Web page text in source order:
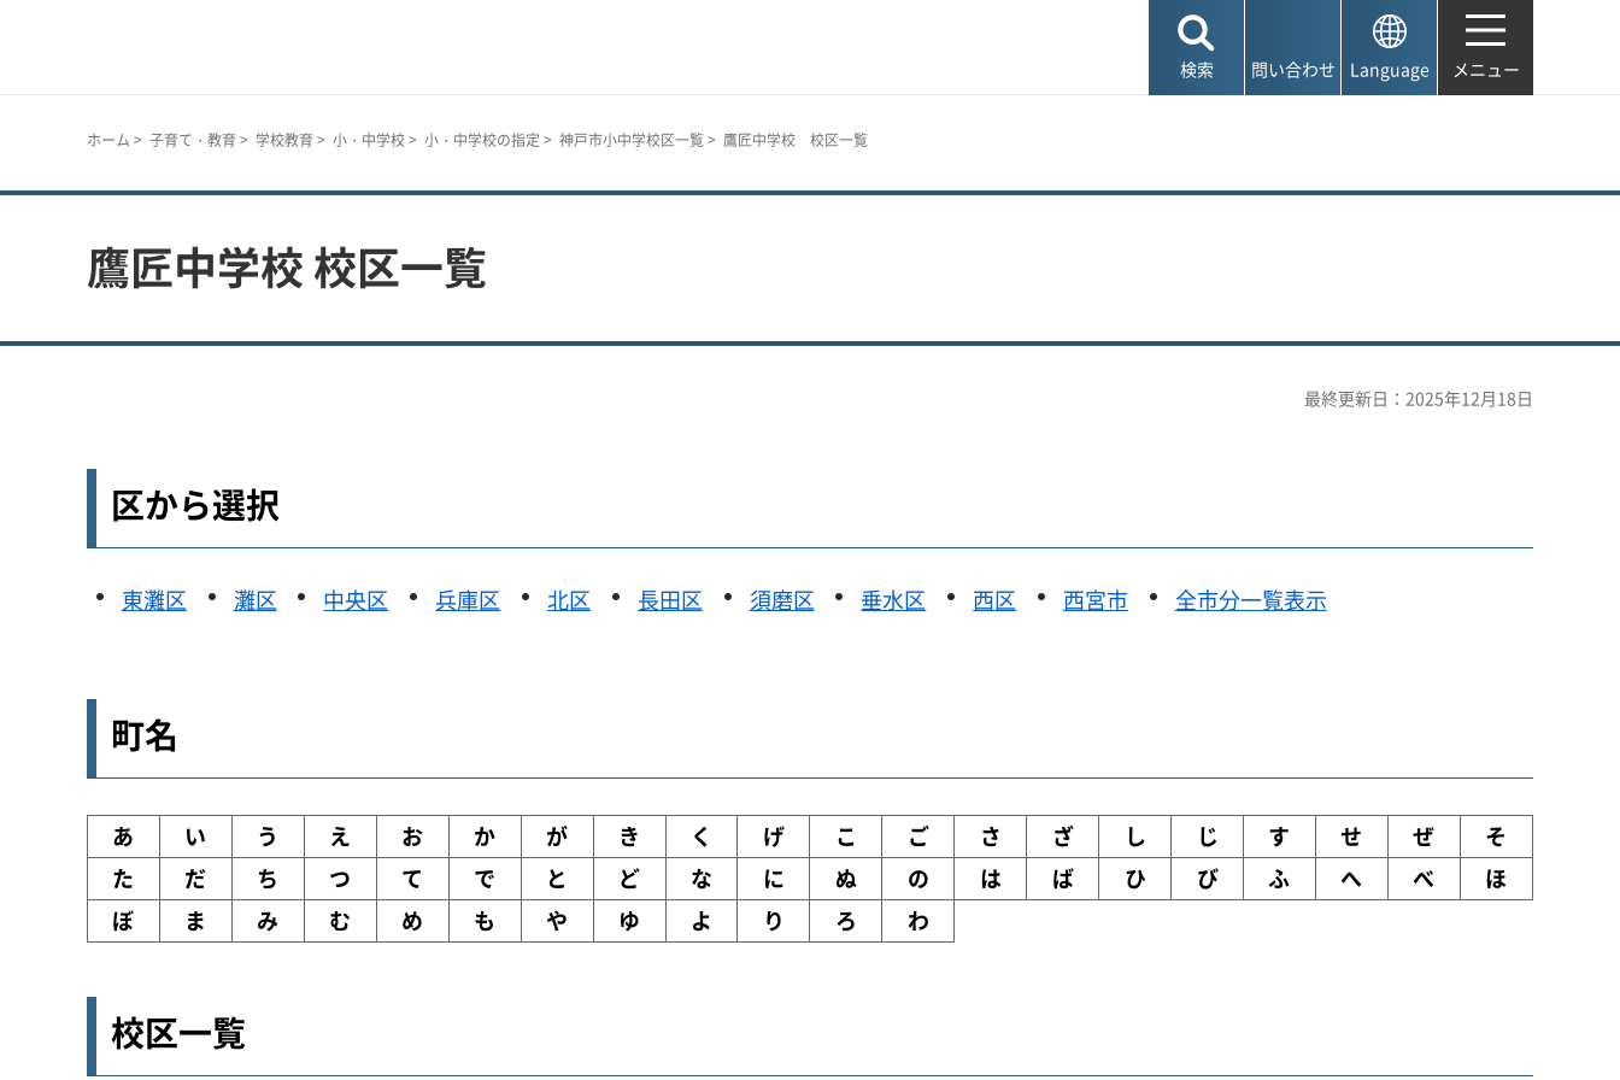
検索 問い合わせ Language メニュー
ホーム > 子育て・教育 > 学校教育 > 小・中学校> 小・中学校の指定 > 神戸市小中学校区一覧> 鷹匠中学校 校区一覧
鷹匠中学校 校区一覧
最終更新日：2025年12月18日
区から選択
東灘区 灘区 中央区 兵庫区 北区 長田区 須磨区 垂水区 西区 西宮市 全市分一覧表示
町名
あ い う え お か が き く げ こ ご さ ざ し じ す せ ぜ
そ
た
だ ち つ て で と ど な に ぬ の は ば ひ び ふ へ べ
ほ
ぼ
ま み む め も や ゆ よ り ろ わ
校区一覧